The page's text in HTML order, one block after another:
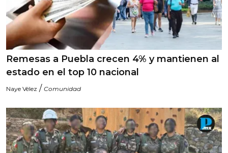
Remesas a Puebla crecen 4% y mantienen al
estado en el top 10 nacional
Naye Vélez / Comunidad